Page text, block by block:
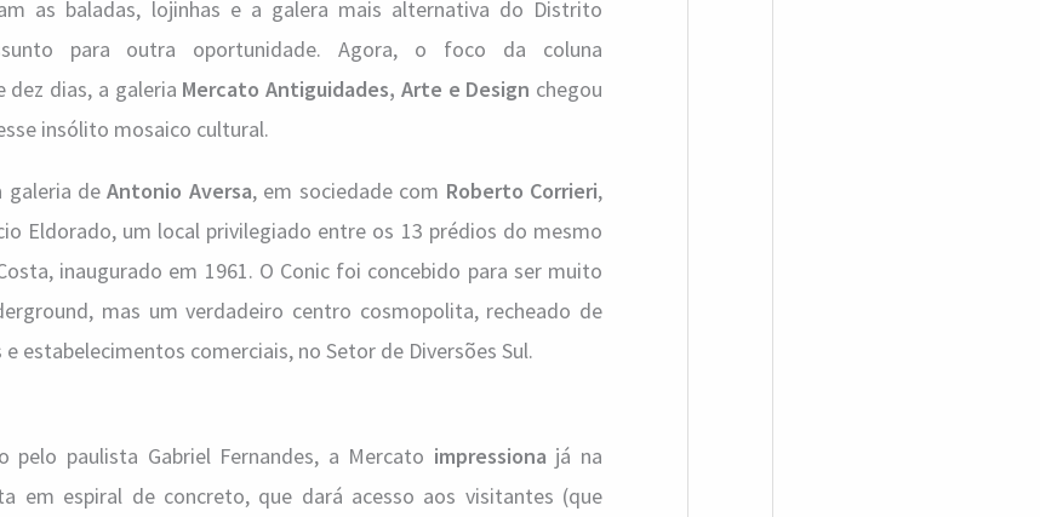
as baladas, lojinhas e a galera mais alternativa do Distrito
para outra oportunidade. Agora, o foco da coluna
dez dias, a galeria Mercato Antiguidades, Arte e Design chegou
insólito mosaico cultural.
galeria deAntonio Aversa, em sociedade com Roberto Corrieri,
Eldorado, um local privilegiado entre os 13 prédios do mesmo
inaugurado em 1961. O Conic foi concebido para ser muito
mas um verdadeiro centro cosmopolita, recheado de
estabelecimentos comerciais, no Setor de Diversões Sul.
paulista Gabriel Fernandes, a Mercato impressiona já na
em espiral de concreto, que dará acesso aos visitantes (que